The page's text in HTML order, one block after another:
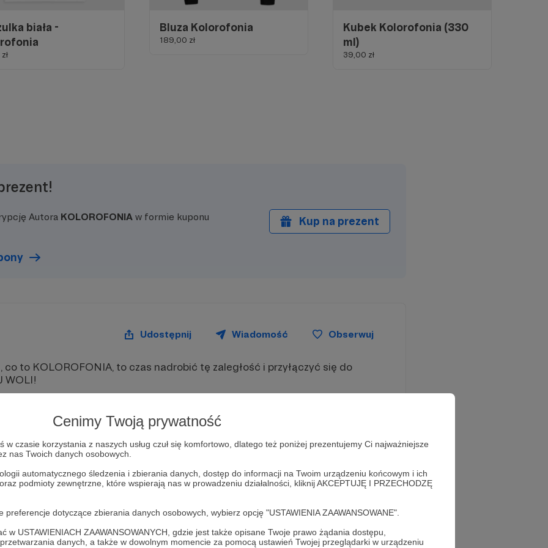
Cenimy Twoją prywatność
w czasie korzystania z naszych usług czuł się komfortowo, dlatego też poniżej prezentujemy Ci najważniejsze
nas Twoich danych osobowych.
automatycznego śledzenia i zbierania danych, dostęp do informacji na Twoim urządzeniu końcowym i ich
podmioty zewnętrzne, które wspierają nas w prowadzeniu działalności, kliknij AKCEPTUJĘ I PRZECHODZĘ
dotyczące zbierania danych osobowych, wybierz opcję "USTAWIENIA ZAAWANSOWANE".
w USTAWIENIACH ZAAWANSOWANYCH, gdzie jest także opisane Twoje prawo żądania dostępu,
danych, a także w dowolnym momencie za pomocą ustawień Twojej przeglądarki w urządzeniu
biała -
Bluza Kolorofonia
189,00 zł
Kubek Kolorofonia (330
ml)
39,00 zł
Autora KOLOROFONIA w formie kuponu Kup na prezent
Udostępnij Wiadomość Obserwuj
co to KOLOROFONIA, to czas nadrobić tę zaległość i przyłączyć się do
WOLI!